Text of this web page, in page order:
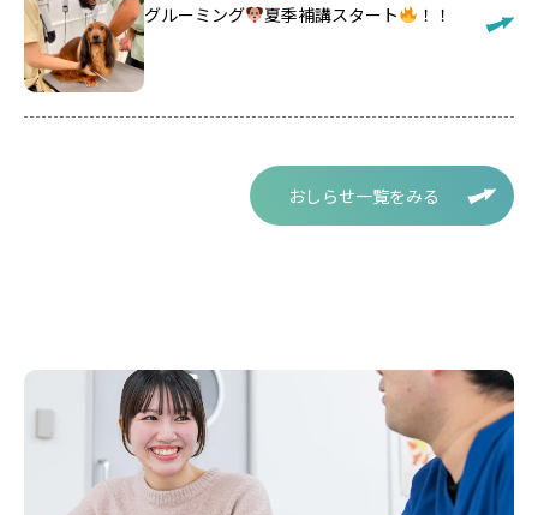
グルーミング 夏季補講スタート ！！
おしらせ一覧をみる